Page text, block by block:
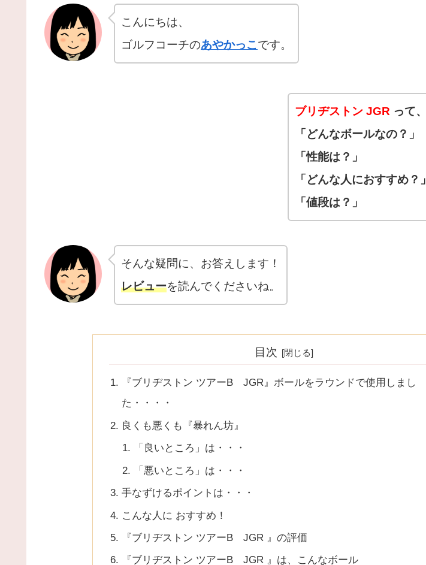
こんにちは、
ゴルフコーチのあやかっこです。
ブリヂストン JGR って、
「どんなボールなの？」
「性能は？」
「どんな人におすすめ？」
「値段は？」
そんな疑問に、お答えします！
レビューを読んでくださいね。
目次
『ブリヂストン ツアーB JGR』ボールをラウンドで使用しまし
た・・・・
良くも悪くも『暴れん坊』
「良いところ」は・・・
「悪いところ」は・・・
手なずけるポイントは・・・
こんな人に おすすめ！
『ブリヂストン ツアーB JGR 』の評価
『ブリヂストン ツアーB JGR 』は、こんなボール